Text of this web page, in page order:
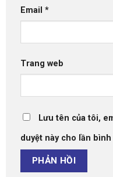
Email *
Trang web
Lưu tên của tôi,
duyệt này cho lần